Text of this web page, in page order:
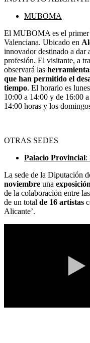
MUBOMA
El MUBOMA es el primer
Valenciana. Ubicado en
innovador destinado a dar
profesión. El visitante, a
observará las
que han permitido el
tiempo. El horario es
10:00 a 14:00 y de 16:00
14:00 horas y los
OTRAS SEDES
Palacio Provincial:
La sede de la Diputación
noviembre una
de la colaboración entre
de un total de 16 artistas
Alicante’.